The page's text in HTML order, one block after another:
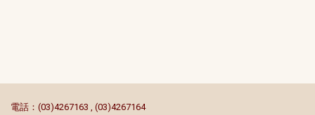
電話：(03)4267163 , (03)4267164